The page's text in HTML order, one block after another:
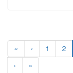
« ‹ 1 2
› »